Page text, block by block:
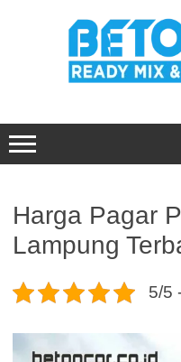
Harga Pagar
Lampung
5/5